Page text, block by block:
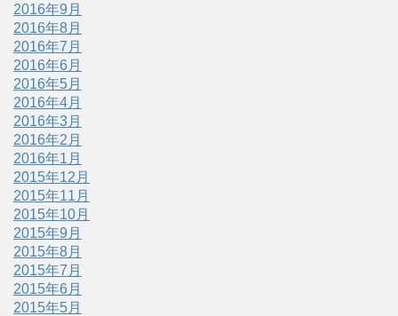
2016年9月
2016年8月
2016年7月
2016年6月
2016年5月
2016年4月
2016年3月
2016年2月
2016年1月
2015年12月
2015年11月
2015年10月
2015年9月
2015年8月
2015年7月
2015年6月
2015年5月